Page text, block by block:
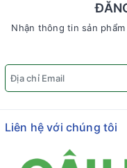
Nhận thông tin sản
Liên hệ với chúng tôi